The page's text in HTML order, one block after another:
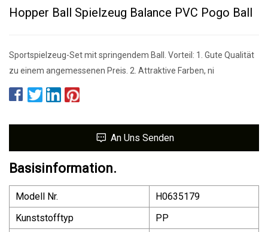
Hopper Ball Spielzeug Balance PVC Pogo Ball
Sportspielzeug-Set mit springendem Ball. Vorteil: 1. Gute Qualität
zu einem angemessenen Preis. 2. Attraktive Farben, ni
An Uns Senden
Basisinformation.
Modell Nr.
H0635179
Kunststofftyp
PP